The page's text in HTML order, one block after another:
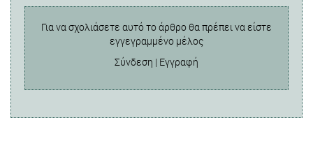
Για να σχολιάσετε αυτό το άρθρο θα πρέπει να είστε
εγγεγραμμένο μέλος
Σύνδεση | Εγγραφή